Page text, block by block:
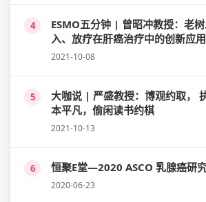
4
ESMO五分钟 | 曾昭冲教授：老
入、放疗在肝癌治疗中的创新应用
2021-10-08
5
大咖说 | 严盛教授：博观约取，
本平凡，偷闲读书约棋
2021-10-13
6 恒聚E堂—2020 ASCO 乳腺癌研
2020-06-23